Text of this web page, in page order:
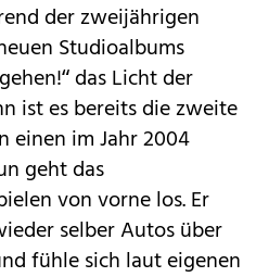
der zweijährigen
Studioalbums
das Licht der
ist es bereits die zweite
einen im Jahr 2004
geht das
von vorne los. Er
selber Autos über
fühle sich laut eigenen